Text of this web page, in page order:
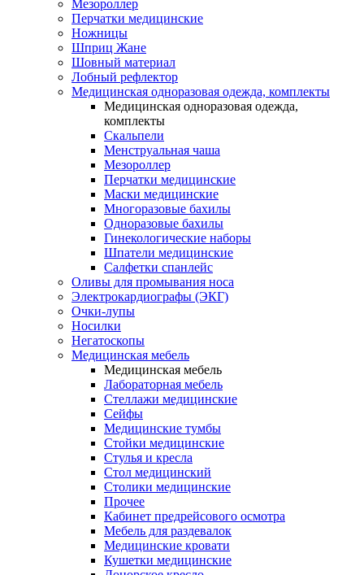
Мезороллер
Перчатки медицинские
Ножницы
Шприц Жане
Шовный материал
Лобный рефлектор
Медицинская одноразовая одежда, комплекты
Медицинская одноразовая одежда,
комплекты
Скальпели
Менструальная чаша
Мезороллер
Перчатки медицинские
Маски медицинские
Многоразовые бахилы
Одноразовые бахилы
Гинекологические наборы
Шпатели медицинские
Салфетки спанлейс
Оливы для промывания носа
Электрокардиографы (ЭКГ)
Очки-лупы
Носилки
Негатоскопы
Медицинская мебель
Медицинская мебель
Лабораторная мебель
Стеллажи медицинские
Сейфы
Медицинские тумбы
Стойки медицинские
Cтулья и кресла
Стол медицинский
Столики медицинские
Прочее
Кабинет предрейсового осмотра
Мебель для раздевалок
Медицинские кровати
Кушетки медицинские